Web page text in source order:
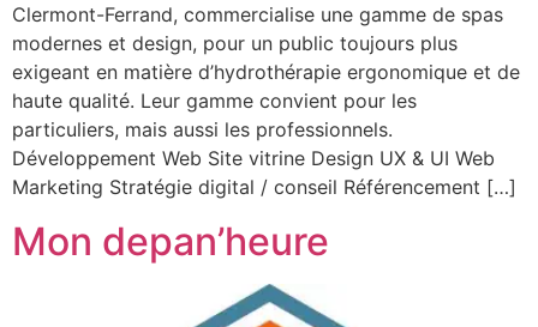
Clermont-Ferrand, commercialise une gamme de spas
modernes et design, pour un public toujours plus
exigeant en matière d’hydrothérapie ergonomique et de
haute qualité. Leur gamme convient pour les
particuliers, mais aussi les professionnels.
Développement Web Site vitrine Design UX & UI Web
Marketing Stratégie digital / conseil Référencement […]
Mon depan’heure